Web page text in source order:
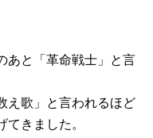
あと「革命戦士」と言
え歌」と言われるほど
きました。